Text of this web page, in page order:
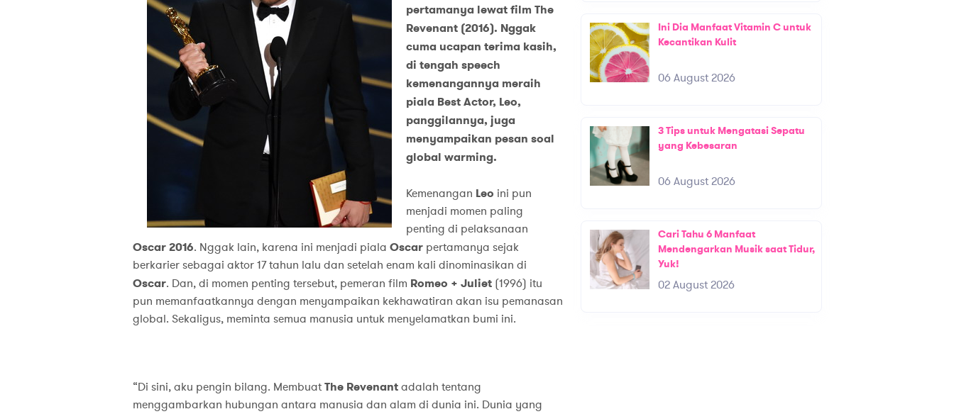
pertamanya lewat film The
Revenant (2016). Nggak
cuma ucapan terima kasih,
di tengah speech
kemenangannya meraih
piala Best Actor, Leo,
panggilannya, juga
menyampaikan pesan soal
global warming.
Kemenangan Leo ini pun
menjadi momen paling
penting di pelaksanaan
Oscar 2016. Nggak lain, karena ini menjadi piala Oscarpertamanya sejak
berkarier sebagai aktor 17 tahun lalu dan setelah enam kali dinominasikan di
Oscar. Dan, di momen penting tersebut, pemeran film Romeo + Juliet(1996) itu
pun memanfaatkannya dengan menyampaikan kekhawatiran akan isu pemanasan
global. Sekaligus, meminta semua manusia untuk menyelamatkan bumi ini.
“Di sini, aku pengin bilang. MembuatThe Revenantadalah tentang
menggambarkan hubungan antara manusia dan alam di dunia ini. Dunia yang
Ini Dia Manfaat Vitamin C untuk
Kecantikan Kulit
06 August 2026
3 Tips untuk Mengatasi Sepatu
yang Kebesaran
06 August 2026
Cari Tahu 6 Manfaat
Mendengarkan Musik saat Tidur,
Yuk!
02 August 2026